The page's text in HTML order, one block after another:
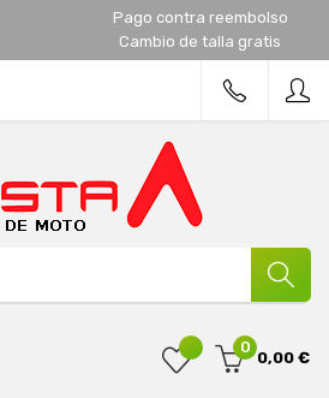
Pago contra reembolso
Cambio de talla gratis
0
0,00 €